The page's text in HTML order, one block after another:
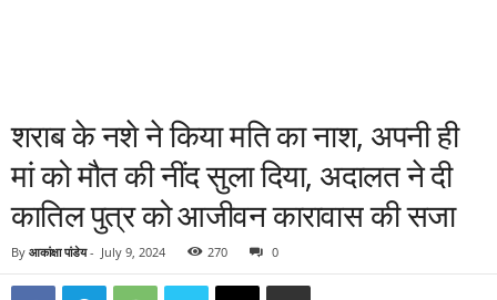
शराब के नशे ने किया मति का नाश, अपनी ही
मां को मौत की नींद सुला दिया, अदालत ने दी
कातिल पुत्र को आजीवन कारावास की सजा
By आकांक्षा पांडेय- July 9, 2024 270 0